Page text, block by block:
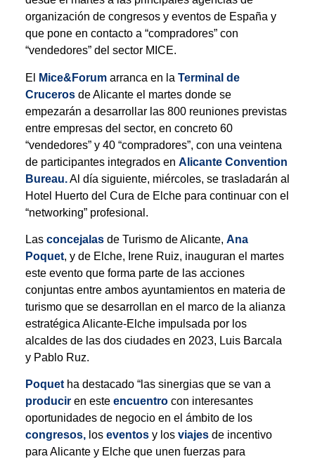
organización de congresos y eventos de España y
que pone en contacto a “compradores” con
“vendedores” del sector MICE.
El Mice&Forumarranca en la Terminal de
Crucerosde Alicante el martes donde se
empezarán a desarrollar las 800 reuniones previstas
entre empresas del sector, en concreto 60
“vendedores” y 40 “compradores”, con una veintena
de participantes integrados en Alicante Convention
Bureau.Al día siguiente, miércoles, se trasladarán al
Hotel Huerto del Cura de Elche para continuar con el
“networking” profesional.
Las concejalasde Turismo de Alicante, Ana
Poquet, y de Elche, Irene Ruiz, inauguran el martes
este evento que forma parte de las acciones
conjuntas entre ambos ayuntamientos en materia de
turismo que se desarrollan en el marco de la alianza
estratégica Alicante-Elche impulsada por los
alcaldes de las dos ciudades en 2023, Luis Barcala
y Pablo Ruz.
Poquetha destacado “las sinergias que se van a
produciren este encuentrocon interesantes
oportunidades de negocio en el ámbito de los
congresos,los eventosy los viajesde incentivo
para Alicante y Elche que unen fuerzas para